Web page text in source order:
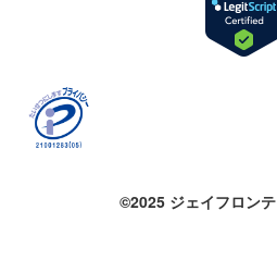
©2025 ジェイフロン